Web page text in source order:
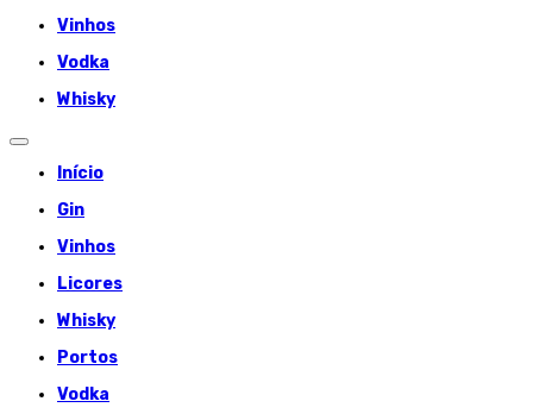
Vinhos
Vodka
Whisky
Início
Gin
Vinhos
Licores
Whisky
Portos
Vodka